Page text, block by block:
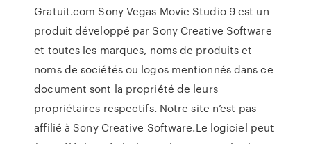
Gratuit.com Sony Vegas Movie Studio 9 est un
produit développé par Sony Creative Software
et toutes les marques, noms de produits et
noms de sociétés ou logos mentionnés dans ce
document sont la propriété de leurs
propriétaires respectifs. Notre site n’est pas
affilié à Sony Creative Software.Le logiciel peut